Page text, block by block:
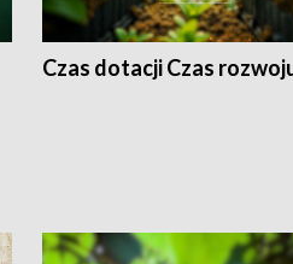
Czas dotacji Czas